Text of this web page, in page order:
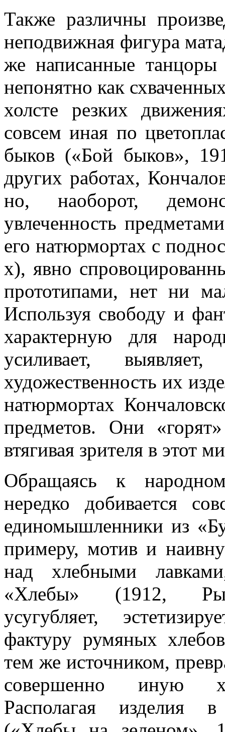
Также различны
неподвижная фигура
же написанные
непонятно как
холсте резких
совсем иная по
быков («Бой быков»,
других работах,
но, наоборот,
увлеченность
его натюрмортах с
х), явно
прототипами, нет ни
Используя свободу и
характерную для
усиливает,
художественность их
натюрмортах
предметов. Они
втягивая зрителя в этот
Обращаясь к
нередко добивается
единомышленники из
примеру, мотив и
над хлебными
«Хлебы» (1912,
усугубляет,
фактуру румяных
тем же источником,
совершенно иную
Располагая изделия